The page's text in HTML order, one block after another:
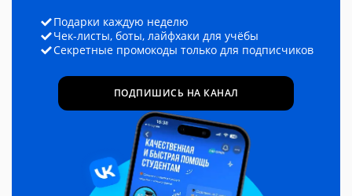
Подарки каждую неделю
Чек-листы, боты, лайфхаки для учёбы
Секретные промокоды только для подписчиков
ПОДПИШИСЬ НА КАНАЛ